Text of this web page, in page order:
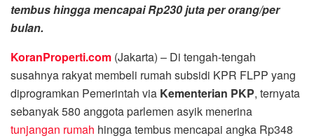
tembus hingga mencapai Rp230 juta per orang/per
bulan.
KoranProperti.com (Jakarta) – Di tengah-tengah
susahnya rakyat membeli rumah subsidi KPR FLPP yang
diprogramkan Pemerintah via Kementerian PKP, ternyata
sebanyak 580 anggota parlemen asyik menerina
tunjangan rumah hingga tembus mencapai angka Rp348